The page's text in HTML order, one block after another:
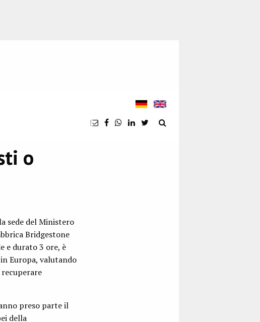
o
sede del Ministero
Bridgestone
e durato 3 ore, è
Europa, valutando
preso parte il
della